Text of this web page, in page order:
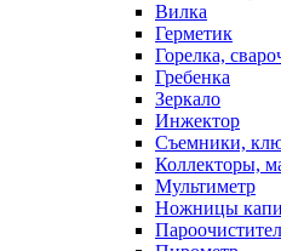
Вилка
Герметик
Горелка,
Гребенка
Зеркало
Инжектор
Съемники,
Коллекторы,
Мультиметр
Ножницы